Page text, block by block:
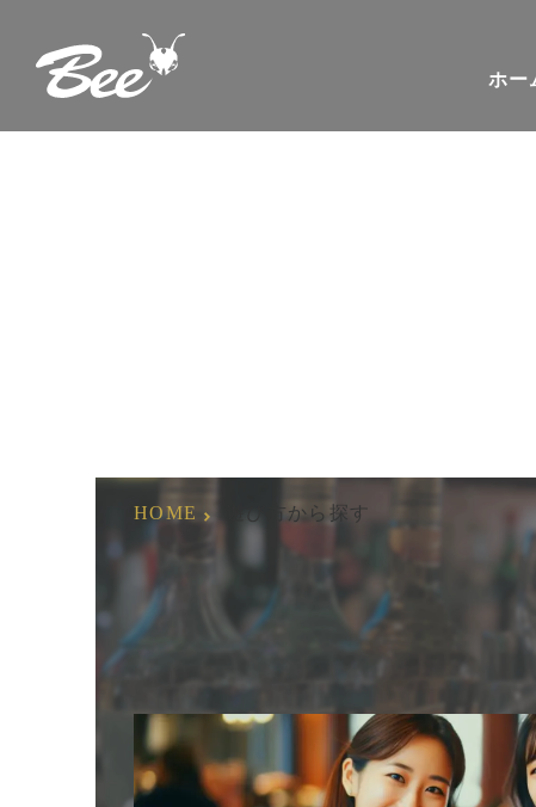
ホー
HOME 遊び方から探す
こんな遊び方ができ